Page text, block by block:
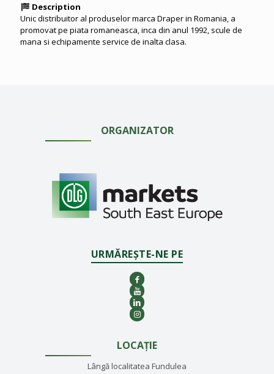
Description
Unic distribuitor al produselor marca Draper in Romania, a
promovat pe piata romaneasca, inca din anul 1992, scule de
mana si echipamente service de inalta clasa.
ORGANIZATOR
URMĂREȘTE-NE PE
LOCAȚIE
Lângă localitatea Fundulea